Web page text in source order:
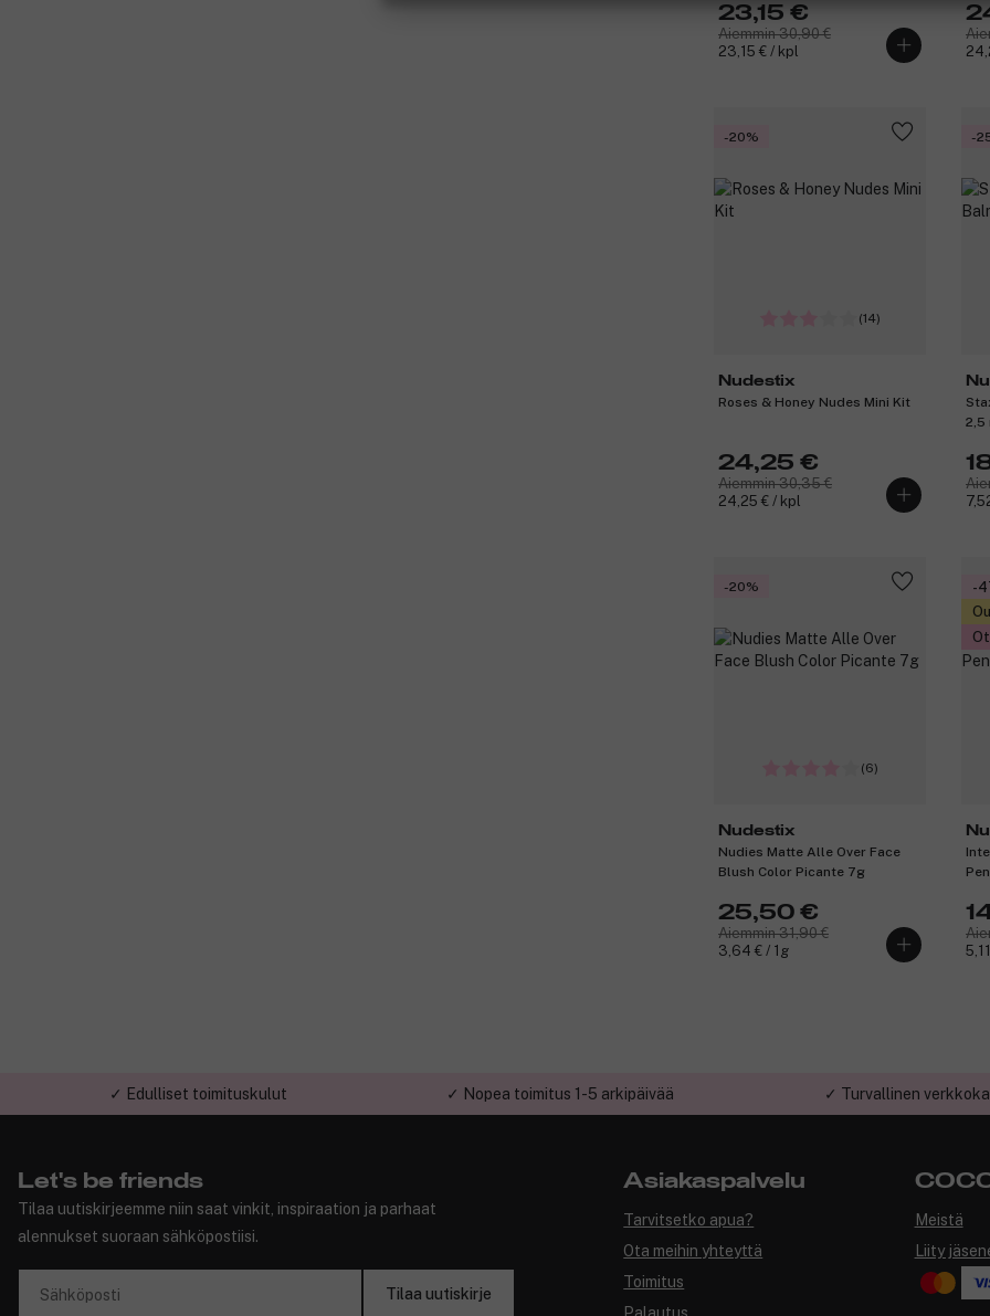
23,15 €
Aiemmin 30,90 €
23,15 € / kpl
-20%
(14)
Nudestix
Roses & Honey Nudes Mini Kit
24,25 €
Aiemmin 30,35 €
24,25 € / kpl
-
2,5
-20%
(6)
Nudestix
Nudies Matte Alle Over Face
Blush Color Picante 7g
25,50 €
Aiemmin 31,90 €
3,64 € / 1g
-
✓ Edulliset toimituskulut ✓ Nopea toimitus 1-5 arkipäivää ✓ Turvallinen
Let's be friends
Tilaa uutiskirjeemme niin saat vinkit, inspiraation ja parhaat
alennukset suoraan sähköpostiisi.
Sähköposti Tilaa uutiskirje
Asiakaspalvelu
Tarvitsetko apua?
Ota meihin yhteyttä
Toimitus
Meistä
Liity